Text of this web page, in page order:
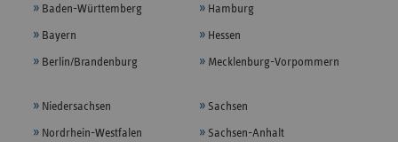
Baden-Württemberg
Bayern
Berlin/Brandenburg
Hamburg
Hessen
Mecklenburg-Vorpommern
Niedersachsen
Nordrhein-Westfalen
Sachsen
Sachsen-Anhalt